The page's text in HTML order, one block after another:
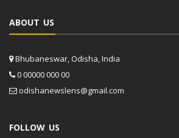
ABOUT US
Bhubaneswar, Odisha, India
0 00000 000 00
odishanewslens@gmail.com
FOLLOW US